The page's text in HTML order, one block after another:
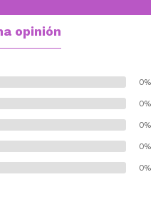
opinión
0%
0%
0%
0%
0%